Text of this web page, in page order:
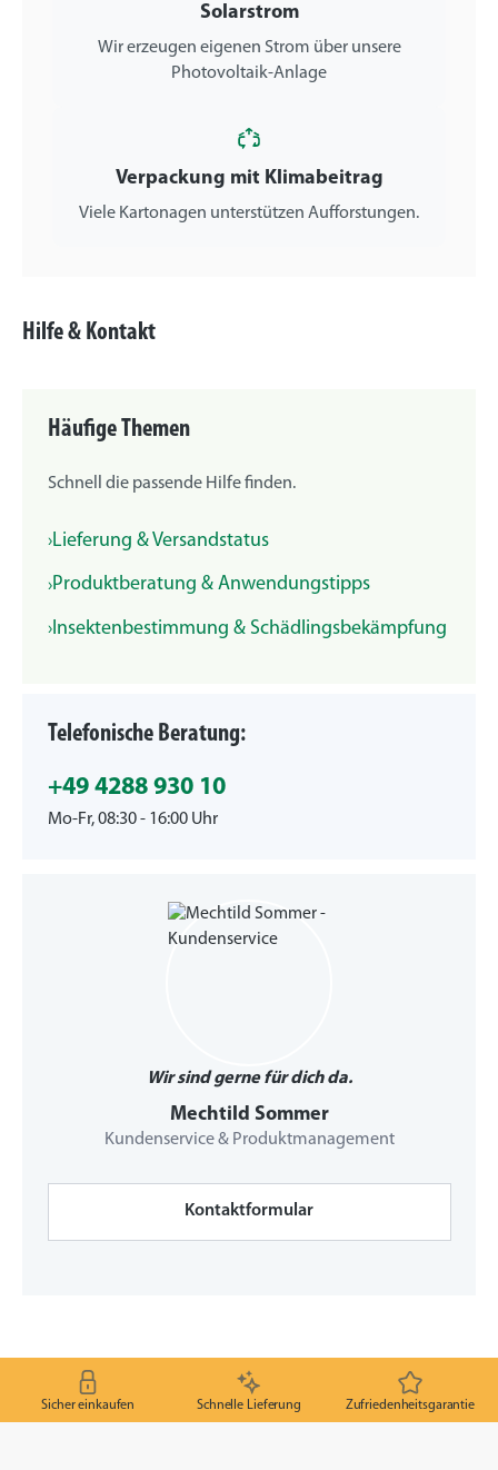
Solarstrom
Wir erzeugen eigenen Strom über unsere
Photovoltaik-Anlage
Verpackung mit Klimabeitrag
Viele Kartonagen unterstützen Aufforstungen.
Hilfe & Kontakt
Häufige Themen
Schnell die passende Hilfe finden.
Lieferung & Versandstatus
Produktberatung & Anwendungstipps
Insektenbestimmung & Schädlingsbekämpfung
Telefonische Beratung:
+49 4288 930 10
Mo-Fr, 08:30 - 16:00 Uhr
Wir sind gerne für dich da.
Mechtild Sommer
Kundenservice & Produktmanagement
Kontaktformular
Sicher einkaufen Schnelle Lieferung Zufriedenheitsgarantie